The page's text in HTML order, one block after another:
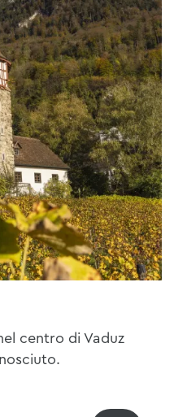
centro di Vaduz